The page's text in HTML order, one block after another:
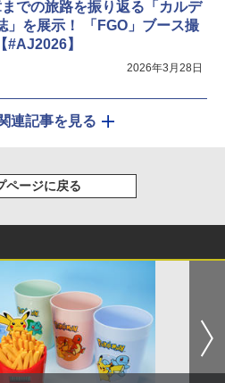
での旅路を振り返る「カルデ
」を展示！ 「FGO」ブース撮
#AJ2026】
2026年3月28日
連記事を見る
ページに戻る